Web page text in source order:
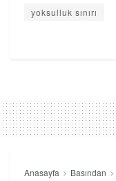
yoksulluk sınırı
Anasayfa Basından